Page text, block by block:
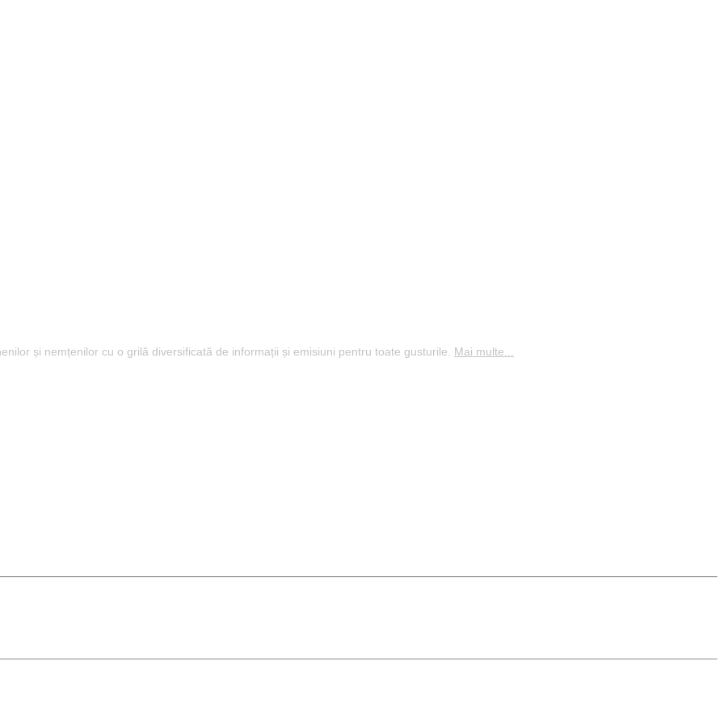
și nemțenilor cu o grilă diversificată de informații și emisiuni pentru toate gusturile. Mai multe...